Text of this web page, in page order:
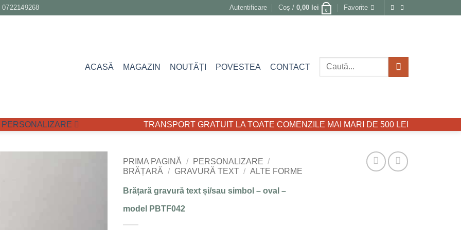
0722149268 Autentificare Coș /0,00 lei 0 Favorite
ACASĂ MAGAZIN NOUTĂȚI POVESTEA CONTACT
Caută
PERSONALIZARE TRANSPORT GRATUIT LA TOATE COMENZILE MAI MARI DE 500 LEI
PRIMA PAGINĂ / PERSONALIZARE /
BRĂȚARĂ / GRAVURĂ TEXT / ALTE FORME
Brățară gravură text și/sau simbol – oval –
model PBTF042